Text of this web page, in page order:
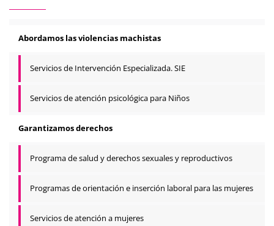
Abordamos las violencias machistas
Servicios de Intervención Especializada. SIE
Servicios de atención psicológica para Niños
Garantizamos derechos
Programa de salud y derechos sexuales y reproductivos
Programas de orientación e inserción laboral para las mujeres
Servicios de atención a mujeres